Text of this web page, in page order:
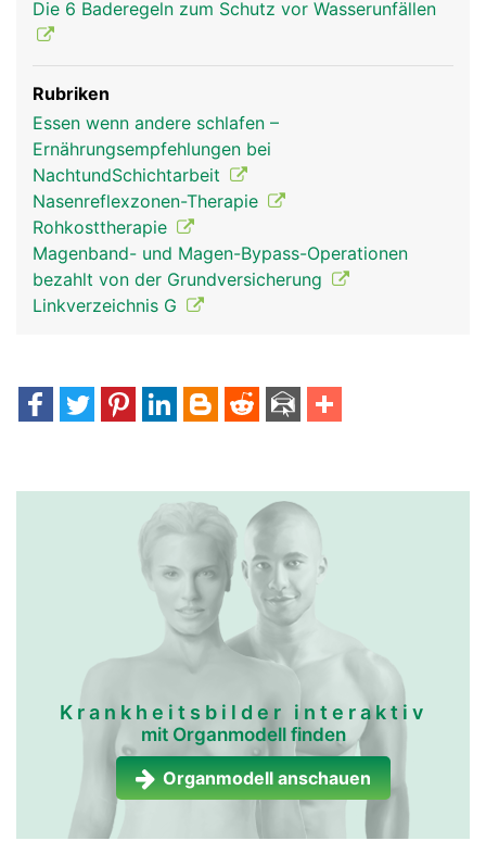
Die 6 Baderegeln zum Schutz vor Wasserunfällen
Rubriken
Essen wenn andere schlafen –
Ernährungsempfehlungen bei
NachtundSchichtarbeit
Nasenreflexzonen-Therapie
Rohkosttherapie
Magenband- und Magen-Bypass-Operationen
bezahlt von der Grundversicherung
Linkverzeichnis G
Krankheitsbilder interaktiv
mit Organmodell finden
Organmodell anschauen